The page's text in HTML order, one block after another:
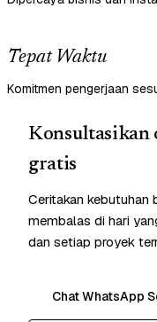
Tepat Waktu
Komitmen pengerjaan
Konsultasikan
gratis
Ceritakan kebutuhan
membalas di hari
dan setiap proyek
Chat WhatsApp